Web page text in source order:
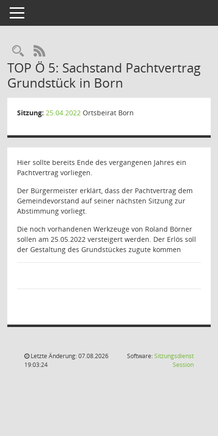
Toggle navigation
Rechercheauswahl
RSS-Feed
TOP Ö 5: Sachstand Pachtvertrag
Grundstück in Born
Sitzung: 25.04.2022 Ortsbeirat Born
Hier sollte bereits Ende des vergangenen Jahres ein
Pachtvertrag vorliegen.
Der Bürgermeister erklärt, dass der Pachtvertrag dem
Gemeindevorstand auf seiner nächsten Sitzung zur
Abstimmung vorliegt.
Die noch vorhandenen Werkzeuge von Roland Börner
sollen am 25.05.2022 versteigert werden. Der Erlös soll
der Gestaltung des Grundstückes zugute kommen
Letzte Änderung: 07.08.2026
19:03:24
Software:Sitzungsdienst
Session(Wird in